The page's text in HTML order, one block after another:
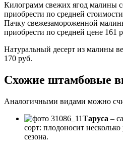
Килограмм свежих ягод малины
приобрести по средней
Пачку свежезамороженной
приобрести по средней цене 161
Натуральный десерт из малины
170 руб.
Схожие штамбовые
Аналогичными видами можно
Таруса –
сорт: плодоносит несколько
сезона.